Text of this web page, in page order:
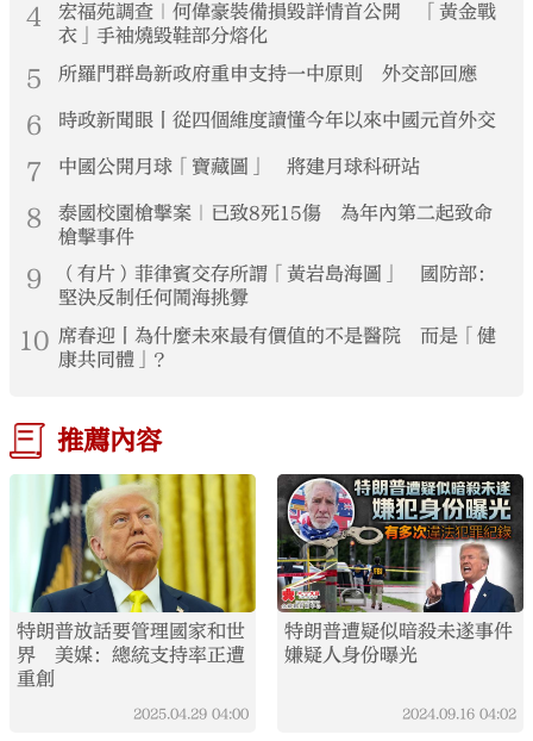
4
宏福苑調查｜何偉豪裝備損毀詳情首公開 「黃金戰
衣」手袖燒毀鞋部分熔化
5 所羅門群島新政府重申支持一中原則 外交部回應
6 時政新聞眼丨從四個維度讀懂今年以來中國元首外交
7 中國公開月球「寶藏圖」 將建月球科研站
8
泰國校園槍擊案｜已致8死15傷 為年內第二起致命
槍擊事件
9
（有片）菲律賓交存所謂「黃岩島海圖」 國防部：
堅決反制任何鬧海挑釁
10 席春迎丨為什麼未來最有價值的不是醫院 而是「健
康共同體」？
推薦內容
特朗普放話要管理國家和世
界 美媒：總統支持率正遭
重創
2025.04.29 04:00
特朗普遭疑似暗殺未遂事件
嫌疑人身份曝光
2024.09.16 04:02